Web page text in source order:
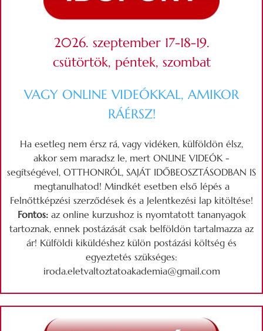
2026. szeptember 17-18-19.
csütörtök, péntek, szombat
VAGY ONLINE VIDEÓKKAL, AMIKOR
RÁÉRSZ!
Ha esetleg nem érsz rá, vagy vidéken, külföldön élsz,
akkor sem maradsz le, mert ONLINE VIDEÓK -
segítségével, OTTHONRÓL, SAJÁT IDŐBEOSZTÁSODBAN IS
megtanulhatod! Mindkét esetben első lépés a
Felnőttképzési szerződések és a Jelentkezési lap kitöltése!
Fontos:az online kurzushoz is nyomtatott tananyagok
tartoznak, ennek postázását csak belföldön tartalmazza az
ár! Külföldi kiküldéshez külön postázási költség és
egyeztetés szükséges:
iroda.eletvaltoztatoakademia@gmail.com